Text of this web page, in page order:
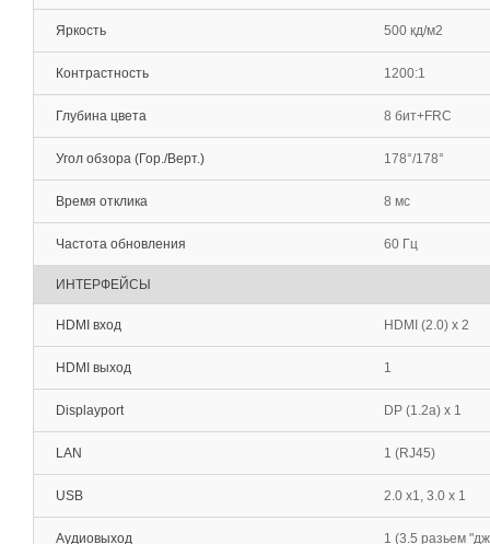
Яркость 500 кд/м2
Контрастность 1200:1
Глубина цвета 8 бит+FRC
Угол обзора (Гор./Верт.) 178°/178°
Время отклика 8 мс
Частота обновления 60 Гц
ИНТЕРФЕЙСЫ
HDMI вход HDMI (2.0) x 2
HDMI выход 1
Displayport DP (1.2a) x 1
LAN 1 (RJ45)
USB 2.0 x1, 3.0 x 1
Аудиовыход 1 (3.5 разьем